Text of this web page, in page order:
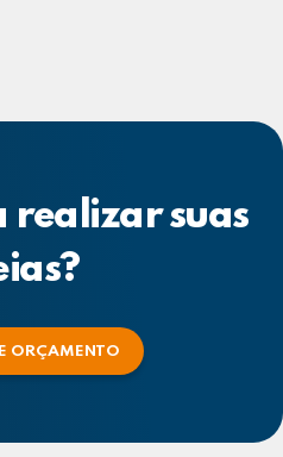
realizar suas
ORÇAMENTO